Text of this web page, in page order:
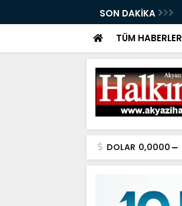
SON DAKİKA
TÜM HABERLER
DOLAR 0,0000